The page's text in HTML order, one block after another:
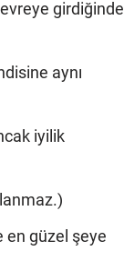
girdiğinde
aynı
iyilik
en güzel şeye